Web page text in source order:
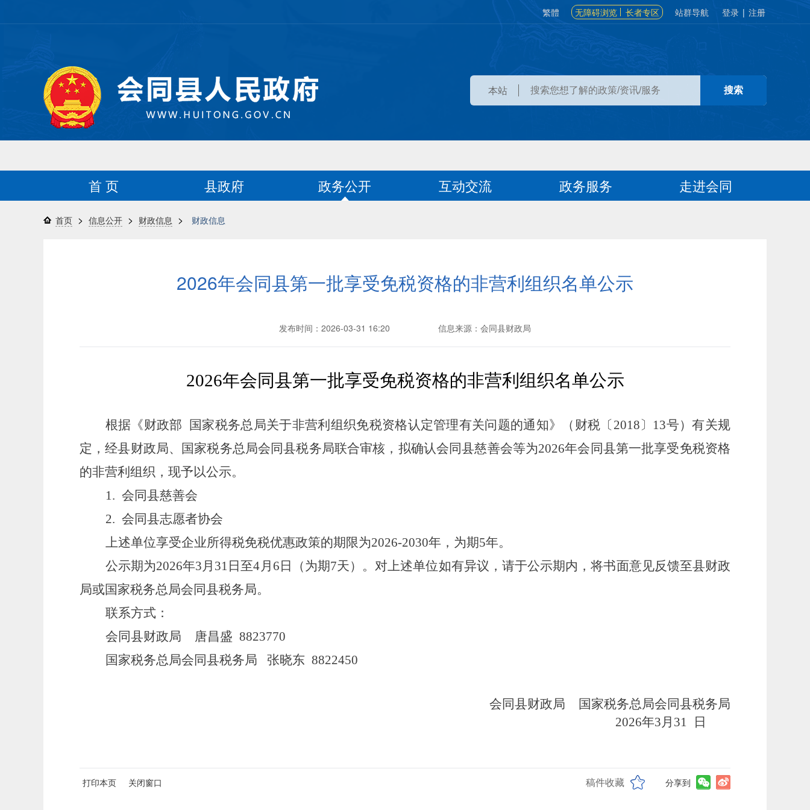
繁體 无障碍浏览 长者专区 站群导航 登录 | 注册
本站
首 页 县政府 政务公开 互动交流 政务服务 走进会同
首页 > 信息公开 > 财政信息 > 财政信息
2026年会同县第一批享受免税资格的非营利组织名单公示
发布时间：2026-03-31 16:20 信息来源：会同县财政局
2026年会同县第一批享受免税资格的非营利组织名单公示
根据《财政部 国家税务总局关于非营利组织免税资格认定管理有关问题的通知》（财税〔2018〕13号）有关规
定，经县财政局、国家税务总局会同县税务局联合审核，拟确认会同县慈善会等为2026年会同县第一批享受免税资格
的非营利组织，现予以公示。
1. 会同县慈善会
2. 会同县志愿者协会
上述单位享受企业所得税免税优惠政策的期限为2026-2030年，为期5年。
公示期为2026年3月 31 日至4月 6 日 （为期7天） 。对上述单位如有异议，请于公示期内，将书面意见反馈至县财政
局或国家税务总局会同县税务局。
联系方式：
会同县财政局
唐昌盛 8823770
国家税务总局会同县税务局
张晓东8822450
会同县财政局 国家税务总局会同县税务局
2026年3月 31 日
打印本页 关闭窗口 稿件收藏 分享到